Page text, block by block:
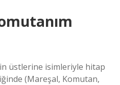
üstlerine isimleriyle hitap
(Mareşal, Komutan,